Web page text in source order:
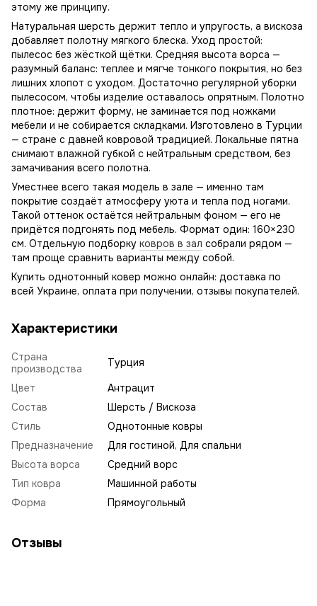
этому же принципу.
Натуральная шерсть держит тепло и упругость, а вискоза
добавляет полотну мягкого блеска. Уход простой:
пылесос без жёсткой щётки. Средняя высота ворса —
разумный баланс: теплее и мягче тонкого покрытия, но без
лишних хлопот с уходом. Достаточно регулярной уборки
пылесосом, чтобы изделие оставалось опрятным. Полотно
плотное: держит форму, не заминается под ножками
мебели и не собирается складками. Изготовлено в Турции
— стране с давней ковровой традицией. Локальные пятна
снимают влажной губкой с нейтральным средством, без
замачивания всего полотна.
Уместнее всего такая модель в зале — именно там
покрытие создаёт атмосферу уюта и тепла под ногами.
Такой оттенок остаётся нейтральным фоном — его не
придётся подгонять под мебель. Формат один: 160×230
см. Отдельную подборку ковров в зал собрали рядом —
там проще сравнить варианты между собой.
Купить однотонный ковер можно онлайн: доставка по
всей Украине, оплата при получении, отзывы покупателей.
Характеристики
Страна
производства
Турция
Цвет
Антрацит
Состав
Шерсть / Вискоза
Стиль
Однотонные ковры
Предназначение
Для гостиной, Для спальни
Высота ворса
Средний ворс
Тип ковра
Машинной работы
Форма
Прямоугольный
Отзывы